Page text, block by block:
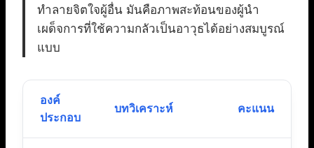
ทำลายจิตใจผู้อื่น มันคือภาพสะท้อนของผู้นำ
เผด็จการที่ใช้ความกลัวเป็นอาวุธได้อย่างสมบูรณ์
แบบ
องค์
ประกอบ
บทวิเคราะห์ คะแนน